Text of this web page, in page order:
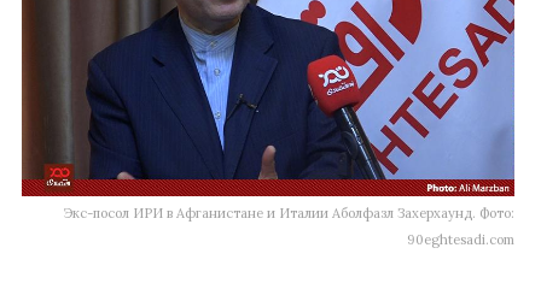
Экс-посол ИРИ в Афганистане и Италии Аболфазл Захерхаунд. Фото:
90eghtesadi.com